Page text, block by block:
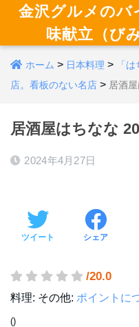
金沢グルメの
味献立（び
ホーム > 日本料理 >
「
店。看板のない名店 > 居酒
居酒屋はちなな
2024年4月27日
ツイート シェア
/20.0
料理: その他: ポイントに
()